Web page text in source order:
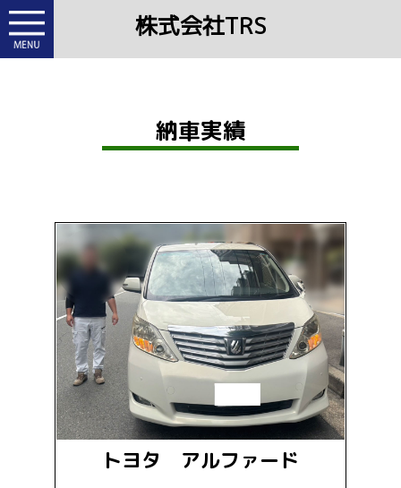
株式会社TRS
納車実績
トヨタ アルファード